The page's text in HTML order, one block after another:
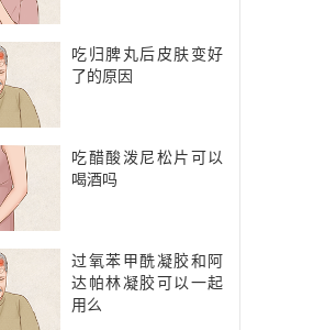
吃归脾丸后皮肤变好
了的原因
吃醋酸泼尼松片可以
喝酒吗
过氧苯甲酰凝胶和阿
达帕林凝胶可以一起
用么